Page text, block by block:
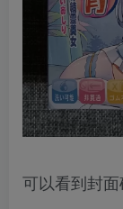
可以看到封